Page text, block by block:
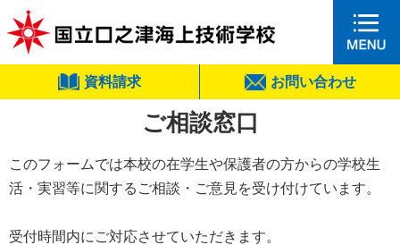
資料請求 お問い合わせ
ご相談窓口
このフォームでは本校の在学生や保護者の方からの学校生
活・実習等に関するご相談・ご意見を受け付けています。
受付時間内にご対応させていただきます。